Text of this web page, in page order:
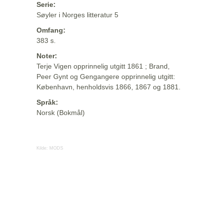
Serie:
Søyler i Norges litteratur 5
Omfang:
383 s.
Noter:
Terje Vigen opprinnelig utgitt 1861 ; Brand,
Peer Gynt og Gengangere opprinnelig utgitt:
København, henholdsvis 1866, 1867 og 1881.
Språk:
Norsk (Bokmål)
Kilde: MODS